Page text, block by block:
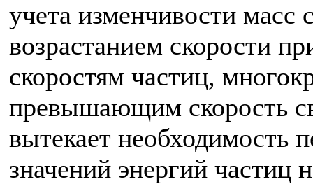
учета изменчивости масс
возрастанием скорости
скоростям частиц,
превышающим скорость
вытекает необходимость
значений энергий частиц